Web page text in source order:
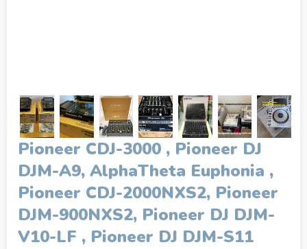
Pioneer CDJ-3000 , Pioneer DJ
DJM-A9, AlphaTheta Euphonia ,
Pioneer CDJ-2000NXS2, Pioneer
DJM-900NXS2, Pioneer DJ DJM-
V10-LF , Pioneer DJ DJM-S11